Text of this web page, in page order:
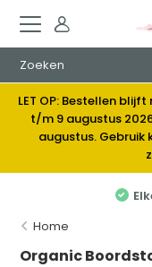
LET OP: Bestellen
t/m 9 augustus
augustus. Gebruik
Home
Organic